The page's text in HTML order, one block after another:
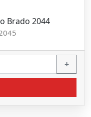
Brado 2044
+